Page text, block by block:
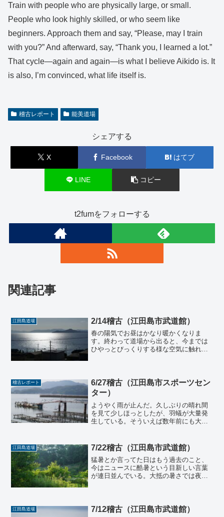
Train with people who are physically large, or small.
People who look highly skilled, or who seem like
beginners. Approach them and say, “Please, may I train
with you?” And afterward, say, “Thank you, I learned a lot.”
That cycle—again and again—is what I believe Aikido is. It
is also, I’m convinced, what life itself is.
稽古レポート 能美道場
シェアする
X Facebook はてブ
LINE コピー
t2fumをフォローする
関連記事
江田島道場 2/14稽古（江田島市武道館）
春の陽気でお昼はかなり暖かくなりま
す。終わって道場から出ると、今までは
ひやっとびっくりする様な空気に触れて
ができます。さて今日の稽古...
稽古レポート
6/27稽古（江田島市スポーツセン
ター）
ようやく雨が止んだ。久しぶりの晴れ間
を見て少しほっとしたが、羽蟻が大量発
生している。そういえば数年前にも大量
地震も多い気もする。古来より人間は自
然の脅威にいつも畏怖の念...
江田島道場 7/22稽古（江田島市武道館）
猛暑とか言ってた日はもう過去のこと、
今はニュースに酷暑という目新しい言葉
が連日並んでいる。大抵の暑さでは夜は
い。水のシャワーで寒くな...
江田島道場 7/12稽古（江田島市武道館）